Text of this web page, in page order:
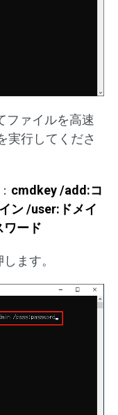
ファイルを高速
実行してくださ
cmdkey /add:コ
ン /user:ドメイ
ワード
ます。